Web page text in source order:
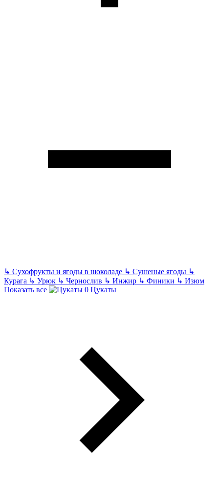
↳ Сухофрукты и ягоды в шоколаде ↳ Сушеные ягоды ↳
Курага ↳ Урюк ↳ Чернослив ↳ Инжир ↳ Финики ↳ Изюм
Показать все
Цукаты